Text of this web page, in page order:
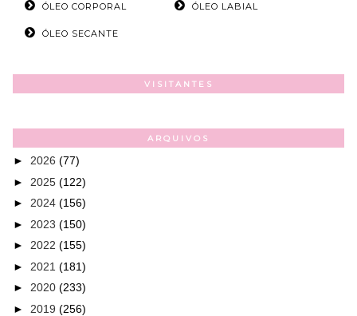
ÓLEO CORPORAL ÓLEO LABIAL
ÓLEO SECANTE
VISITANTES
ARQUIVOS
► 2026 (77)
► 2025 (122)
► 2024 (156)
► 2023 (150)
► 2022 (155)
► 2021 (181)
► 2020 (233)
► 2019 (256)